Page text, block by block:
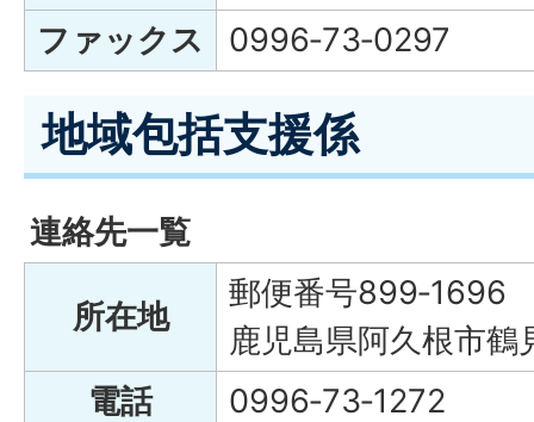
ファックス
0996‐73‐0297
地域包括支援係
連絡先一覧
所在地
郵便番号899‐1696
鹿児島県阿久根市
電話
0996‐73‐1272